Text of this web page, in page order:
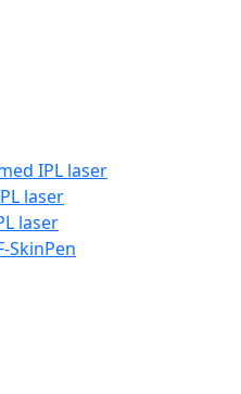
IPL laser
laser
laser
SkinPen